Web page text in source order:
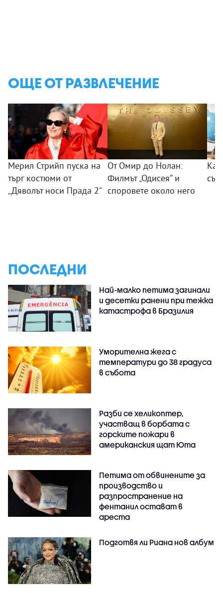
ОЩЕ ОТ РАЗВЛЕЧЕНИЕ
Мерил Стрийп пуска на
търг костюми от
„Дяволът носи Прада 2“
От Омир до Нолан:
Филмът „Одисея” и
споровете около него
ПОСЛЕДНИ
Най-малко петима загинали
и десетки ранени при тежка
катастрофа в Бразилия
Уморителна жега с
температури до 38 градуса
в събота
Разби се хеликоптер,
участващ в борбата с
горските пожари в
американския щат Юта
Петима от обвинените за
производство и
разпространение на
фентанил остават в
ареста
Подготвя ли Риана нов албум